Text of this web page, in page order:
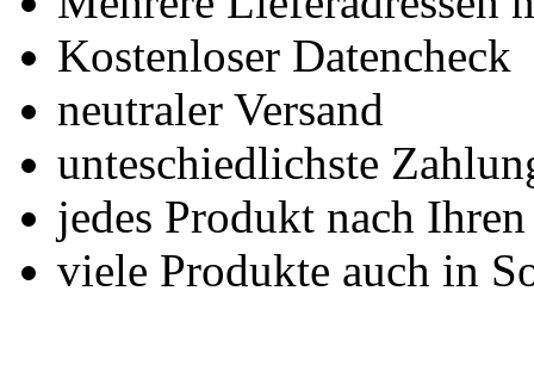
Kostenloser Datencheck
neutraler Versand
unteschiedlichste
jedes Produkt nach
viele Produkte auch in